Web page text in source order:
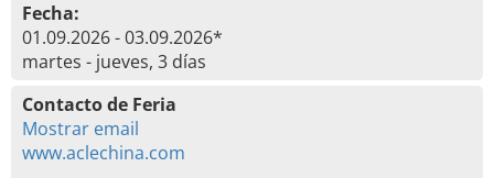
Fecha:
01.09.2026 - 03.09.2026*
martes - jueves, 3 días
Contacto de Feria
Mostrar email
www.aclechina.com